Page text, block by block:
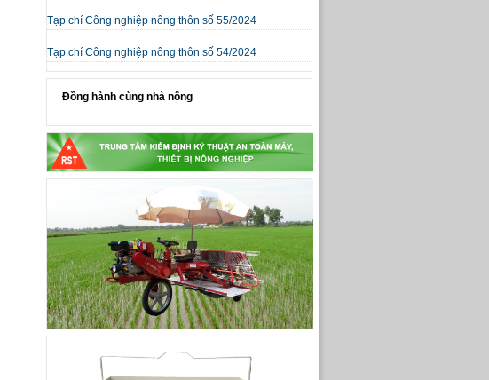
Tạp chí Công nghiệp nông thôn số 55/2024
Tạp chí Công nghiệp nông thôn số 54/2024
Đồng hành cùng nhà nông